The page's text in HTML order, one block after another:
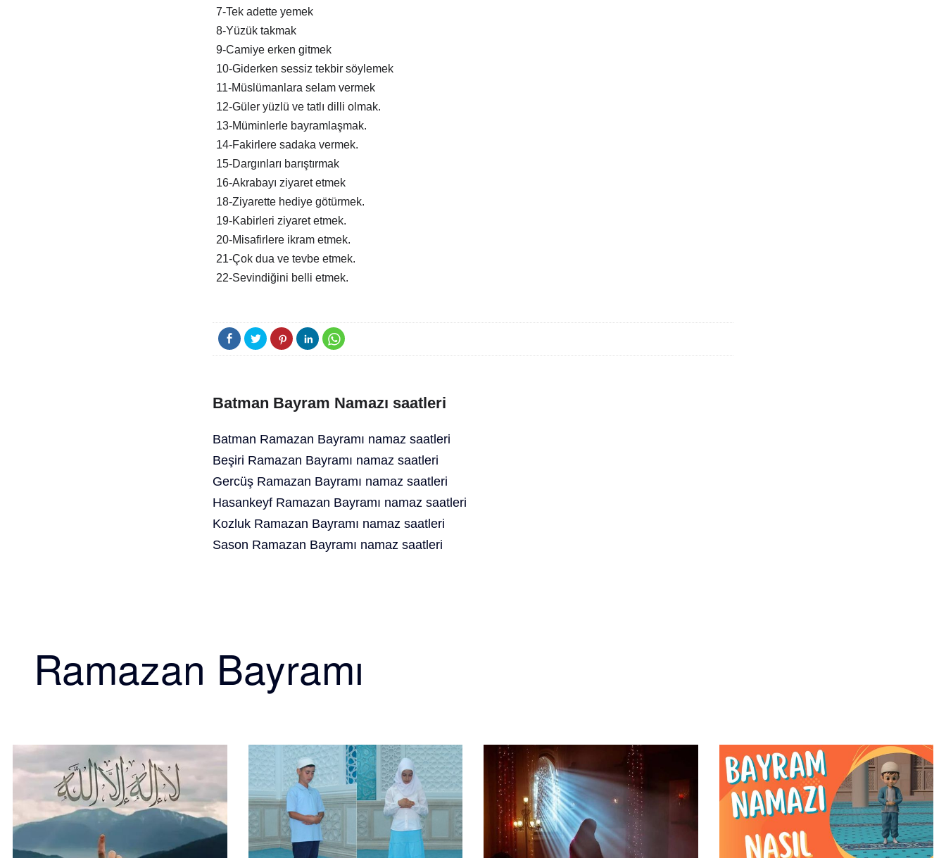
7-Tek adette yemek
8-Yüzük takmak
9-Camiye erken gitmek
10-Giderken sessiz tekbir söylemek
11-Müslümanlara selam vermek
12-Güler yüzlü ve tatlı dilli olmak.
13-Müminlerle bayramlaşmak.
14-Fakirlere sadaka vermek.
15-Dargınları barıştırmak
16-Akrabayı ziyaret etmek
18-Ziyarette hediye götürmek.
19-Kabirleri ziyaret etmek.
20-Misafirlere ikram etmek.
21-Çok dua ve tevbe etmek.
22-Sevindiğini belli etmek.
Batman Bayram Namazı saatleri
Batman Ramazan Bayramı namaz saatleri
Beşiri Ramazan Bayramı namaz saatleri
Gercüş Ramazan Bayramı namaz saatleri
Hasankeyf Ramazan Bayramı namaz saatleri
Kozluk Ramazan Bayramı namaz saatleri
Sason Ramazan Bayramı namaz saatleri
Ramazan Bayramı